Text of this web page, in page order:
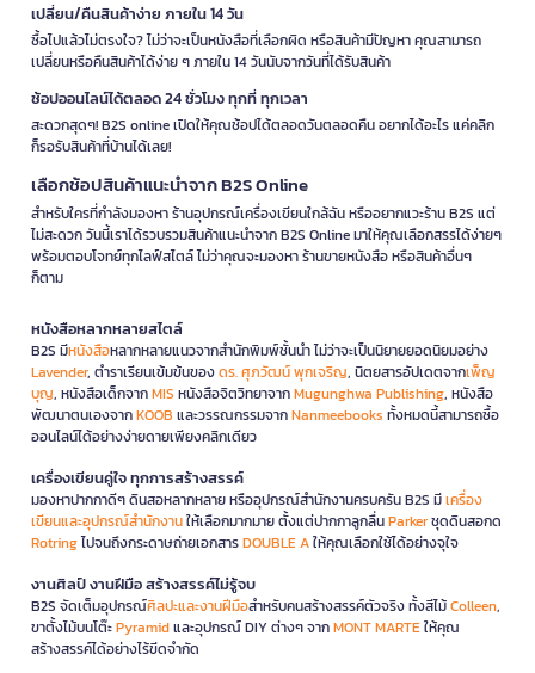
เปลี่ยน/คืนสินค้าง่าย ภายใน 14 วัน
ซื้อไปแล้วไม่ตรงใจ? ไม่ว่าจะเป็นหนังสือที่เลือกผิด หรือสินค้ามีปัญหา คุณสามารถ
เปลี่ยนหรือคืนสินค้าได้ง่าย ๆ ภายใน 14 วันนับจากวันที่ได้รับสินค้า
ช้อปออนไลน์ได้ตลอด 24 ชั่วโมง ทุกที่ ทุกเวลา
สะดวกสุดๆ! B2S online เปิดให้คุณช้อปได้ตลอดวันตลอดคืน อยากได้อะไร แค่คลิก
ก็รอรับสินค้าที่บ้านได้เลย!
เลือกช้อปสินค้าแนะนำจาก B2S Online
สำหรับใครที่กำลังมองหา ร้านอุปกรณ์เครื่องเขียนใกล้ฉัน หรืออยากแวะร้าน B2S แต่
ไม่สะดวก วันนี้เราได้รวบรวมสินค้าแนะนำจาก B2S Online มาให้คุณเลือกสรรได้ง่ายๆ
พร้อมตอบโจทย์ทุกไลฟ์สไตล์ ไม่ว่าคุณจะมองหา ร้านขายหนังสือ หรือสินค้าอื่นๆ
ก็ตาม
หนังสือหลากหลายสไตล์
B2S มีหนังสือหลากหลายแนวจากสำนักพิมพ์ชั้นนำ ไม่ว่าจะเป็นนิยายยอดนิยมอย่าง
Lavender, ตำราเรียนเข้มข้นของดร. ศุภวัฒน์ พุกเจริญ, นิตยสารอัปเดตจากเพ็ญ
บุญ, หนังสือเด็กจากMIS หนังสือจิตวิทยาจากMugunghwa Publishing, หนังสือ
พัฒนาตนเองจากKOOB และวรรณกรรมจากNanmeebooks ทั้งหมดนี้สามารถซื้อ
ออนไลน์ได้อย่างง่ายดายเพียงคลิกเดียว
เครื่องเขียนคู่ใจ ทุกการสร้างสรรค์
มองหาปากกาดีๆ ดินสอหลากหลาย หรืออุปกรณ์สำนักงานครบครัน B2S มีเครื่อง
เขียนและอุปกรณ์สำนักงานให้เลือกมากมาย ตั้งแต่ปากกาลูกลื่นParkerชุดดินสอกด
Rotringไปจนถึงกระดาษถ่ายเอกสารDOUBLE Aให้คุณเลือกใช้ได้อย่างจุใจ
งานศิลป์ งานฝีมือ สร้างสรรค์ไม่รู้จบ
B2S จัดเต็มอุปกรณ์ศิลปะและงานฝีมือสำหรับคนสร้างสรรค์ตัวจริง ทั้งสีไม้Colleen,
ขาตั้งไม้บนโต๊ะPyramidและอุปกรณ์ DIY ต่างๆ จากMONT MARTEให้คุณ
สร้างสรรค์ได้อย่างไร้ขีดจำกัด